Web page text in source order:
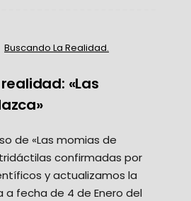
Buscando La Realidad.
«Las
de «Las momias de
confirmadas por
y actualizamos la
fecha de 4 de Enero del